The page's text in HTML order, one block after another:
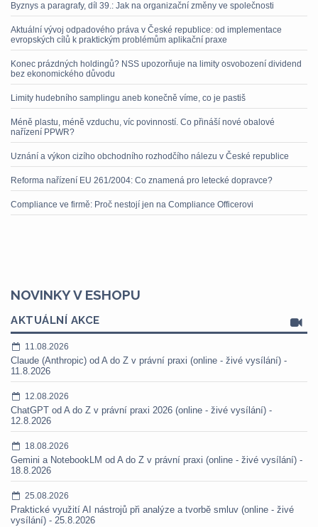
Byznys a paragrafy, díl 39.: Jak na organizační změny ve společnosti
Aktuální vývoj odpadového práva v České republice: od implementace
evropských cílů k praktickým problémům aplikační praxe
Konec prázdných holdingů? NSS upozorňuje na limity osvobození dividend
bez ekonomického důvodu
Limity hudebního samplingu aneb konečně víme, co je pastiš
Méně plastu, méně vzduchu, víc povinností. Co přináší nové obalové
nařízení PPWR?
Uznání a výkon cizího obchodního rozhodčího nálezu v České republice
Reforma nařízení EU 261/2004: Co znamená pro letecké dopravce?
Compliance ve firmě: Proč nestojí jen na Compliance Officerovi
NOVINKY V ESHOPU
AKTUÁLNÍ AKCE
11.08.2026
Claude (Anthropic) od A do Z v právní praxi (online - živé vysílání) -
11.8.2026
12.08.2026
ChatGPT od A do Z v právní praxi 2026 (online - živé vysílání) -
12.8.2026
18.08.2026
Gemini a NotebookLM od A do Z v právní praxi (online - živé vysílání) -
18.8.2026
25.08.2026
Praktické využití AI nástrojů při analýze a tvorbě smluv (online - živé
vysílání) - 25.8.2026